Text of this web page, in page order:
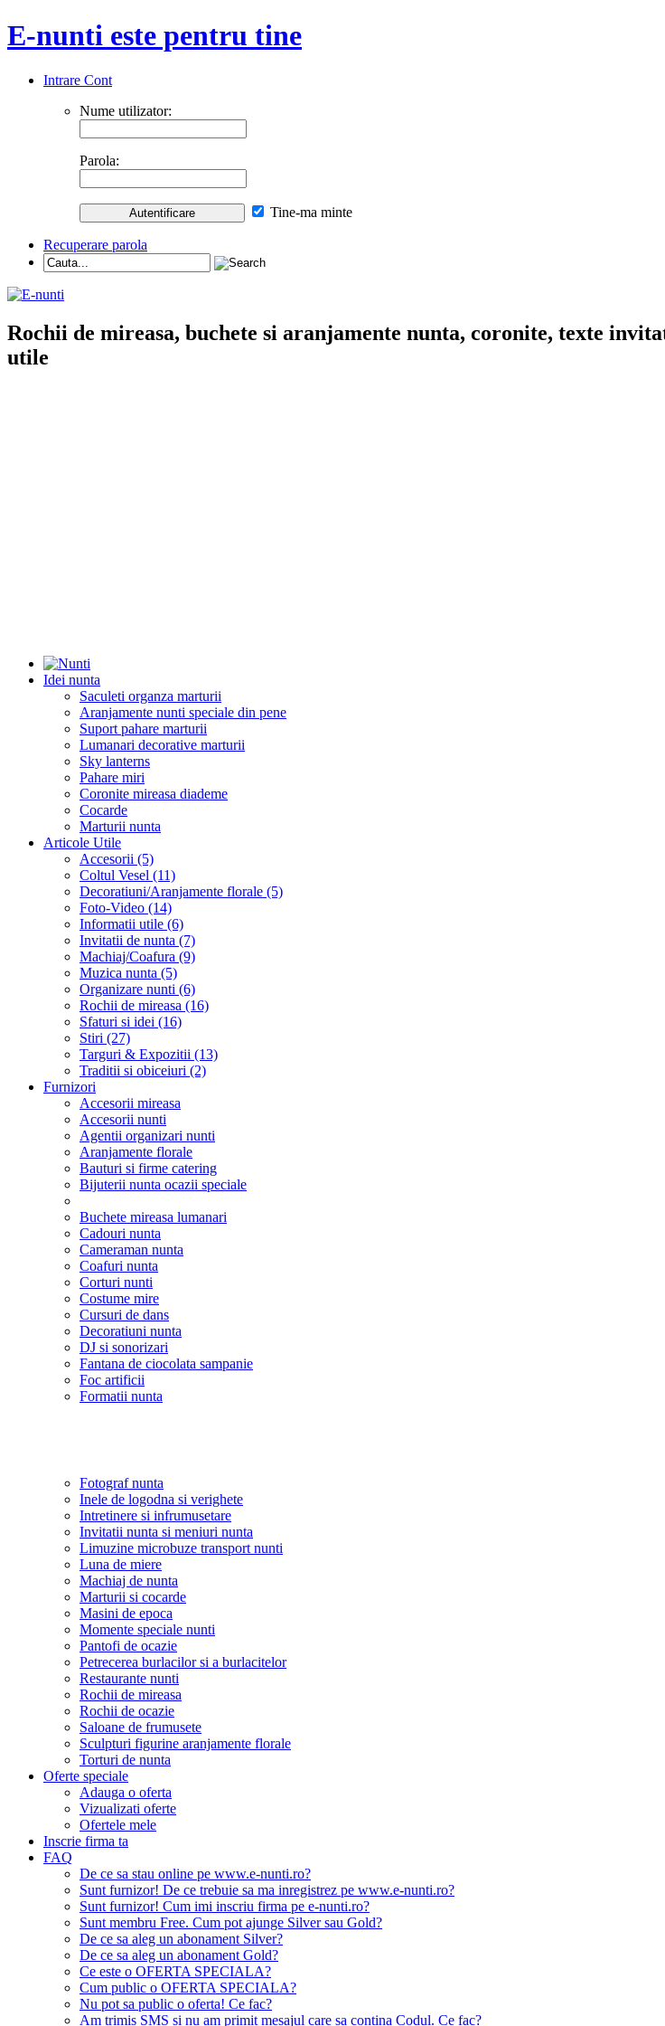
E-nunti este pentru tine
Intrare Cont
Nume utilizator:
Parola:
Tine-ma minte
Recuperare parola
Rochii de mireasa, buchete si aranjamente nunta, coronite, texte
utile
Idei nunta
Saculeti organza marturii
Aranjamente nunti speciale din pene
Suport pahare marturii
Lumanari decorative marturii
Sky lanterns
Pahare miri
Coronite mireasa diademe
Cocarde
Marturii nunta
Articole Utile
Accesorii (5)
Coltul Vesel (11)
Decoratiuni/Aranjamente florale (5)
Foto-Video (14)
Informatii utile (6)
Invitatii de nunta (7)
Machiaj/Coafura (9)
Muzica nunta (5)
Organizare nunti (6)
Rochii de mireasa (16)
Sfaturi si idei (16)
Stiri (27)
Targuri & Expozitii (13)
Traditii si obiceiuri (2)
Furnizori
Accesorii mireasa
Accesorii nunti
Agentii organizari nunti
Aranjamente florale
Bauturi si firme catering
Bijuterii nunta ocazii speciale
Buchete mireasa lumanari
Cadouri nunta
Cameraman nunta
Coafuri nunta
Corturi nunti
Costume mire
Cursuri de dans
Decoratiuni nunta
DJ si sonorizari
Fantana de ciocolata sampanie
Foc artificii
Formatii nunta
Fotograf nunta
Inele de logodna si verighete
Intretinere si infrumusetare
Invitatii nunta si meniuri nunta
Limuzine microbuze transport nunti
Luna de miere
Machiaj de nunta
Marturii si cocarde
Masini de epoca
Momente speciale nunti
Pantofi de ocazie
Petrecerea burlacilor si a burlacitelor
Restaurante nunti
Rochii de mireasa
Rochii de ocazie
Saloane de frumusete
Sculpturi figurine aranjamente florale
Torturi de nunta
Oferte speciale
Adauga o oferta
Vizualizati oferte
Ofertele mele
Inscrie firma ta
FAQ
De ce sa stau online pe www.e-nunti.ro?
Sunt furnizor! De ce trebuie sa ma inregistrez pe www.e-nunti.ro?
Sunt furnizor! Cum imi inscriu firma pe e-nunti.ro?
Sunt membru Free. Cum pot ajunge Silver sau Gold?
De ce sa aleg un abonament Silver?
De ce sa aleg un abonament Gold?
Ce este o OFERTA SPECIALA?
Cum public o OFERTA SPECIALA?
Nu pot sa public o oferta! Ce fac?
Am trimis SMS si nu am primit mesajul care sa contina Codul. Ce fac?